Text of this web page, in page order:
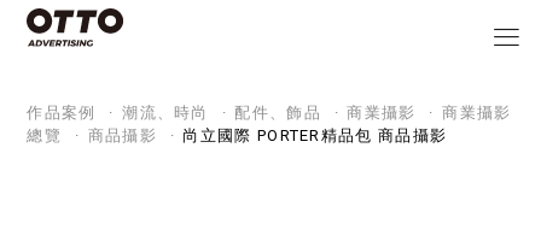
作品案例 潮流、時尚 配件、飾品 商業攝影
商業攝影
總覽
商品攝影 尚立國際 PORTER精品包 商品攝影